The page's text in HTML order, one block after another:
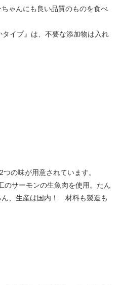
ゃんにも良い品質のものを食べ
イプ』は、不要な添加物は入れ
の味が用意されています。
のサーモンの生魚肉を使用。たん
ん、生産は国内！ 材料も製造も